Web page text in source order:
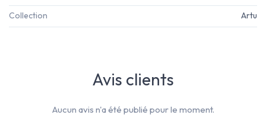
Collection Artu
Avis clients
Aucun avis n'a été publié pour le moment.